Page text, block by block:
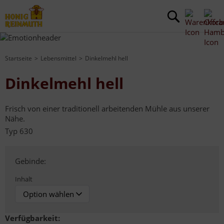
Startseite Lebensmittel Dinkelmehl hell
Dinkelmehl hell
Frisch von einer traditionell arbeitenden Mühle aus unserer
Nähe.
Typ 630
Gebinde:
Inhalt
Verfügbarkeit: